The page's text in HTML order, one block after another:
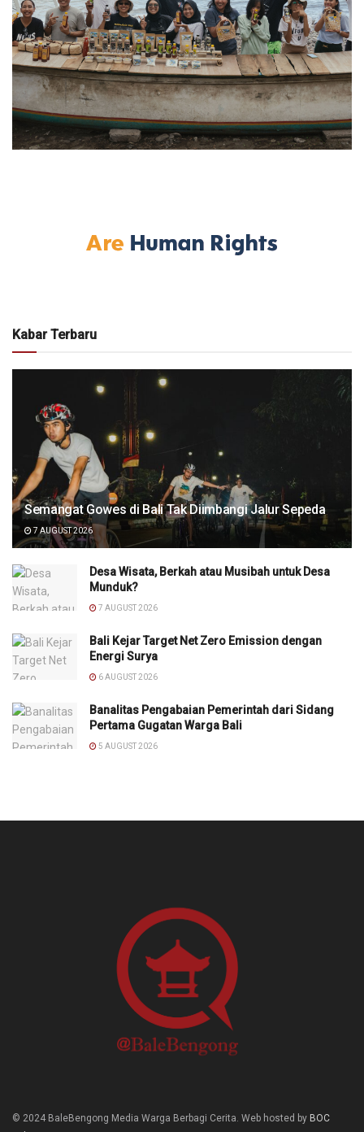
Kabar Terbaru
Semangat Gowes di Bali Tak Diimbangi Jalur Sepeda
7 AUGUST 2026
Desa Wisata, Berkah atau Musibah untuk Desa
Munduk?
7 AUGUST 2026
Bali Kejar Target Net Zero Emission dengan
Energi Surya
6 AUGUST 2026
Banalitas Pengabaian Pemerintah dari Sidang
Pertama Gugatan Warga Bali
5 AUGUST 2026
© 2024 BaleBengong Media Warga Berbagi Cerita. Web hosted by BOC